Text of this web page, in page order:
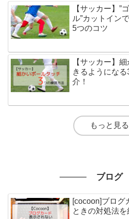
【サッカー】”
ル”カットイン
5つのコツ
【サッカー】
きるようにな
介！
もっと見る
ブログ
[cocoon]ブログ
ときの対処法を